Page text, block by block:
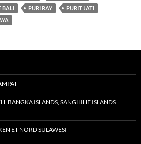
BALI PURI RAY
PURIT JATI
BANGKA ISLANDS, SANGHIHE ISLANDS
ET NORD SULAWESI